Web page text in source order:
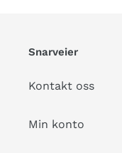
Snarveier
Kontakt oss
Min konto